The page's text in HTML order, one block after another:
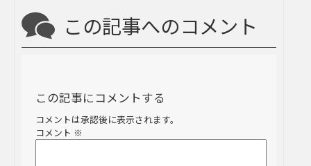
この記事へのコメント
この記事にコメントする
コメントは承認後に表示されます。
コメント ※